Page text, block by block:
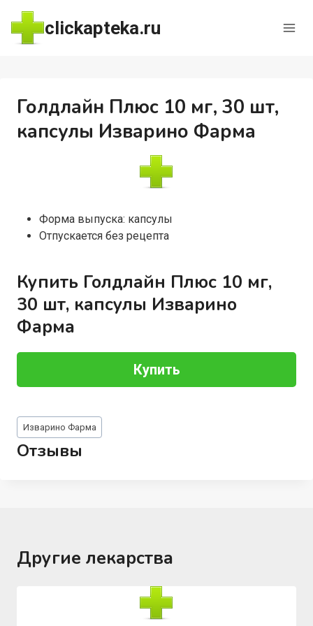
Перейти
содержимому
clickapteka.ru
Голдлайн Плюс 10 мг, 30 шт,
капсулы Изварино Фарма
Форма выпуска: капсулы
Отпускается без рецепта
Купить Голдлайн Плюс 10 мг,
30 шт, капсулы Изварино
Фарма
Купить
Метки
записи:
Изварино Фарма
Отзывы
Другие лекарства